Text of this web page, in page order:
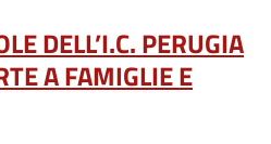
DELL’I.C. PERUGIA
A FAMIGLIE E